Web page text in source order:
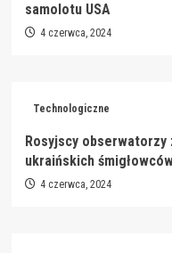
samolotu USA
4 czerwca, 2024
Technologiczne
Rosyjscy
ukraińskich
4 czerwca, 2024